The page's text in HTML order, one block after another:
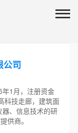
公司
1月，注册资金
科技走廊，建筑面
、信息技术的研
供商。